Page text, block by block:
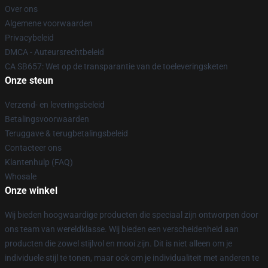
Over ons
Algemene voorwaarden
Privacybeleid
DMCA - Auteursrechtbeleid
CA SB657: Wet op de transparantie van de toeleveringsketen
Onze steun
Verzend- en leveringsbeleid
Betalingsvoorwaarden
Teruggave & terugbetalingsbeleid
Contacteer ons
Klantenhulp (FAQ)
Whosale
Onze winkel
Wij bieden hoogwaardige producten die speciaal zijn ontworpen door
ons team van wereldklasse. Wij bieden een verscheidenheid aan
producten die zowel stijlvol en mooi zijn. Dit is niet alleen om je
individuele stijl te tonen, maar ook om je individualiteit met anderen te